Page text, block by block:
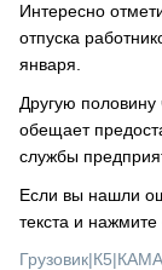
Интересно
отпуска
января.
Другую половину
обещает
службы
Если вы нашли
текста и нажмите
Грузовик|К5|